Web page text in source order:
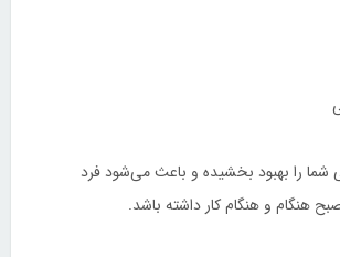
را بهبود بخشیده و باعث می‌شود فرد
هنگام و هنگام کار داشته باشد.